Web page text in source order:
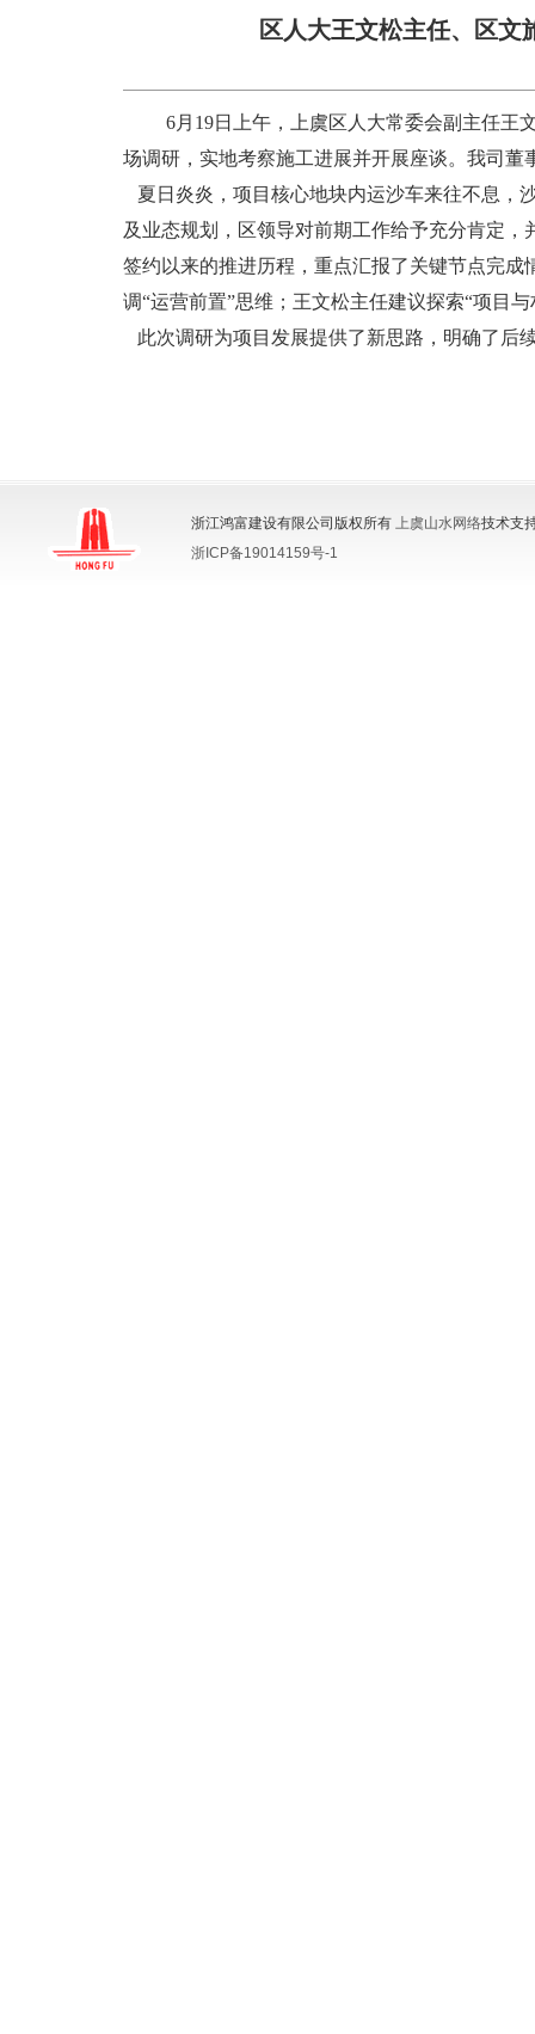
区人大王文松主任、区文
6月19日上午，上虞区人大常委会副主任王
场调研，实地考察施工进展并开展座谈。我司
夏日炎炎，项目核心地块内运沙车来往不息，
及业态规划，区领导对前期工作给予充分肯定
签约以来的推进历程，重点汇报了关键节点完
调“运营前置”思维；王文松主任建议探索“项目
此次调研为项目发展提供了新思路，明确了后
浙江鸿富建设有限公司版权所有 上虞山水网络技术支
浙ICP备19014159号-1